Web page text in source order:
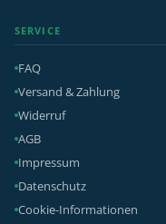
SERVICE
FAQ
Versand & Zahlung
Widerruf
AGB
Impressum
Datenschutz
Cookie-Informationen